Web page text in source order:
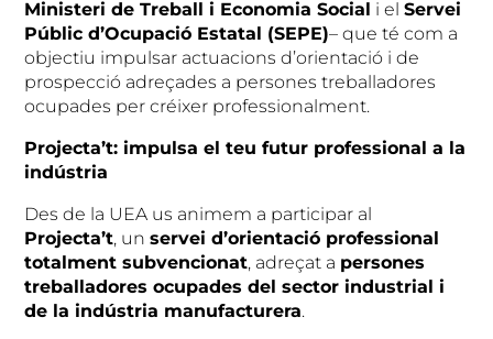
Ministeri de Treball i Economia Social i elServei
Públic d’Ocupació Estatal (SEPE)– que té com a
objectiu impulsar actuacions d’orientació i de
prospecció adreçades a persones treballadores
ocupades per créixer professionalment.
Projecta’t: impulsa el teu futur professional a la
indústria
Des de la UEA us animem a participar al
Projecta’t, unservei d’orientació professional
totalment subvencionat, adreçat a persones
treballadores ocupades del sector industrial i
de la indústria manufacturera.